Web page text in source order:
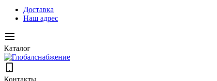
Доставка
Наш адрес
Каталог
Контакты